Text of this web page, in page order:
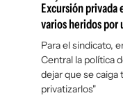
Economía y
Agro
Brand Studio
Mundo
Cultura y
Excursión
varios heridos por
Para el sindicato,
Central la política
dejar que se caiga
privatizarlos"